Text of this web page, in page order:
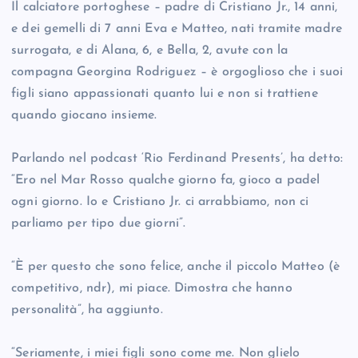
Il calciatore portoghese – padre di Cristiano Jr., 14 anni,
e dei gemelli di 7 anni Eva e Matteo, nati tramite madre
surrogata, e di Alana, 6, e Bella, 2, avute con la
compagna Georgina Rodriguez – è orgoglioso che i suoi
figli siano appassionati quanto lui e non si trattiene
quando giocano insieme.
Parlando nel podcast ‘Rio Ferdinand Presents’, ha detto:
“Ero nel Mar Rosso qualche giorno fa, gioco a padel
ogni giorno. Io e Cristiano Jr. ci arrabbiamo, non ci
parliamo per tipo due giorni”.
“È per questo che sono felice, anche il piccolo Matteo (è
competitivo, ndr), mi piace. Dimostra che hanno
personalità”, ha aggiunto.
“Seriamente, i miei figli sono come me. Non glielo